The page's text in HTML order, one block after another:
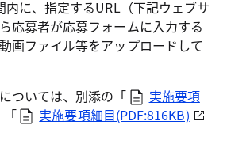
に、指定するURL（下記ウェブサ
応募者が応募フォームに入力する
画ファイル等をアップロードして
ついては、別添の「
実施要項
「
実施要項細目(PDF:816KB)